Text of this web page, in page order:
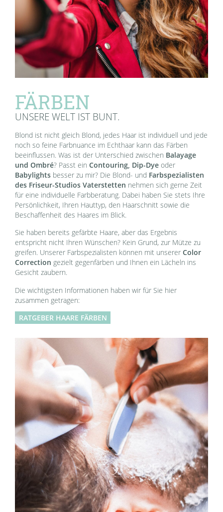
FÄRBEN
UNSERE WELT IST BUNT.
Blond ist nicht gleich Blond, jedes Haar ist individuell und jede
noch so feine Farbnuance im Echthaar kann das Färben
beeinflussen. Was ist der Unterschied zwischen Balayage
und Ombré? Passt einContouring, Dip-Dyeoder
Babylights besser zu mir? Die Blond- und Farbspezialisten
des Friseur-Studios Vaterstetten nehmen sich gerne Zeit
für eine individuelle Farbberatung. Dabei haben Sie stets Ihre
Persönlichkeit, Ihren Hauttyp, den Haarschnitt sowie die
Beschaffenheit des Haares im Blick.
Sie haben bereits gefärbte Haare, aber das Ergebnis
entspricht nicht Ihren Wünschen? Kein Grund, zur Mütze zu
greifen. Unserer Farbspezialisten können mit unsererColor
Correction gezielt gegenfärben und Ihnen ein Lächeln ins
Gesicht zaubern.
Die wichtigsten Informationen haben wir für Sie hier
zusammen getragen:
RATGEBER HAARE FÄRBEN